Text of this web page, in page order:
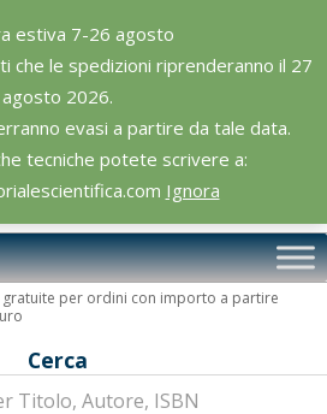
estiva 7-26 agosto
che le spedizioni riprenderanno il 27
agosto 2026.
evasi a partire da tale data.
tecniche potete scrivere a:
Ignora
gratuite per ordini con importo a partire
Cerca